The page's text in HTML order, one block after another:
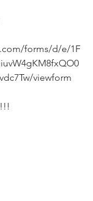
forms/d/e/1F
viewform